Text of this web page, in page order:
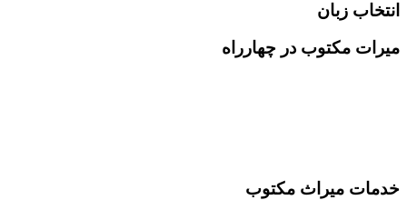
انتخاب زبان
میرات مکتوب در چهارراه
خدمات میراث مکتوب